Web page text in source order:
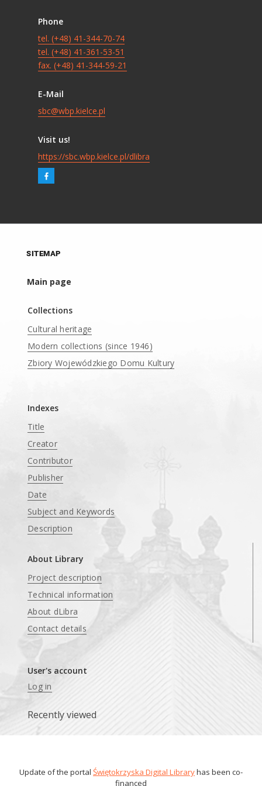
Phone
tel. (+48) 41-344-70-74
tel. (+48) 41-361-53-51
fax. (+48) 41-344-59-21
E-Mail
sbc@wbp.kielce.pl
Visit us!
https://sbc.wbp.kielce.pl/dlibra
SITEMAP
Main page
Collections
Cultural heritage
Modern collections (since 1946)
Zbiory Wojewódzkiego Domu Kultury
Indexes
Title
Creator
Contributor
Publisher
Date
Subject and Keywords
Description
About Library
Project description
Technical information
About dLibra
Contact details
User's account
Log in
Recently viewed
Update of the portal Świętokrzyska Digital Libraryhas been co-
financed